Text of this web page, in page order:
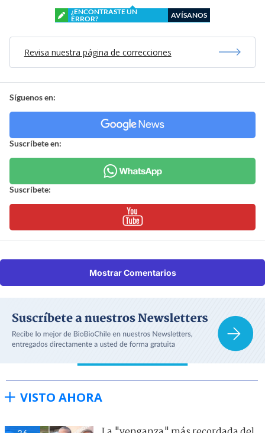
¿ENCONTRASTE UN
ERROR?
AVÍSANOS
Revisa nuestra página de correcciones
Síguenos en:
Suscríbete en:
Suscríbete:
Mostrar Comentarios
VISTO AHORA